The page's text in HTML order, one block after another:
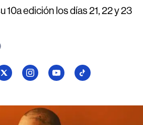
10a edición los días 21, 22 y 23
Seguí
en
Seguí
en
Instagram
Seguí
en
YouTube
Seguí
en